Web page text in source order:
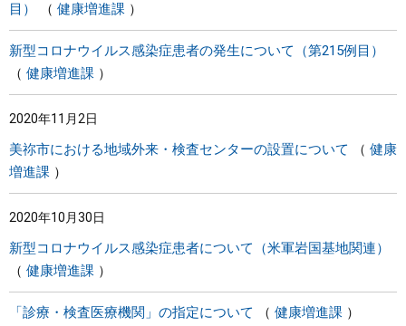
目）
健康増進課
新型コロナウイルス感染症患者の発生について（第215例目）
健康増進課
2020年11月2日
美祢市における地域外来・検査センターの設置について
健康
増進課
2020年10月30日
新型コロナウイルス感染症患者について（米軍岩国基地関連）
健康増進課
「診療・検査医療機関」の指定について 健康増進課